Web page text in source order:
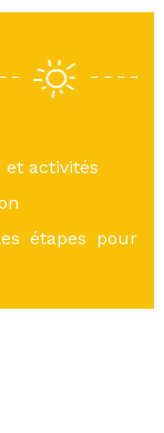
et activités
étapes pour